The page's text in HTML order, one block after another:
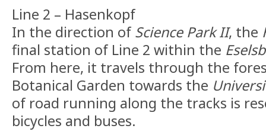
Line 2 – Hasenkopf
In the direction of Science Park II, the
final station of Line 2 within the
From here, it travels through the
Botanical Garden towards the
of road running along the tracks is
bicycles and buses.